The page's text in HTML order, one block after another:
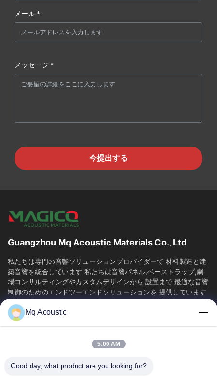
メール *
メッセージ *
今提出する
Guangzhou Mq Acoustic Materials Co., Ltd
私たちは専門の音響ソリューションプロバイダーで 材料製造と建
築音響を統合しています 私たちは音響パネル,ベーストラップ,劇
場コンサルティングやカスタムデザインから 設置まで 最適な音響
制御のためのエンドツーエンドソリューションを 提供しています
音の科学を通じて様々な環境における...
SAIKESAISI水素エナジー
わたしたち に つい て
工場ツアー
品質管理
Mq Acoustic
5:00 AM
Good day, what product are you looking for?